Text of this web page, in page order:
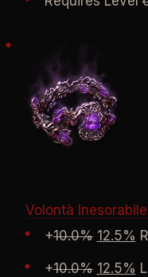
Volontà
+10.0% 12.5%
+10.0% 12.5%